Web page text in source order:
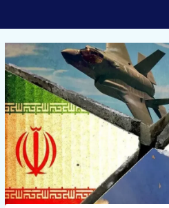
To
Content